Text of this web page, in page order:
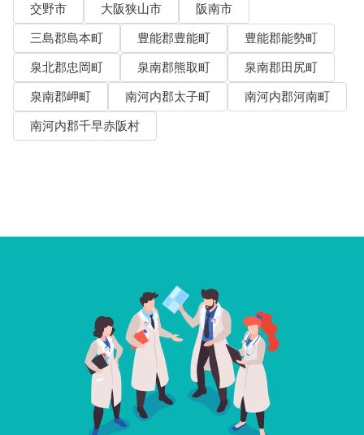
交野市
大阪狭山市
阪南市
三島郡島本町
豊能郡豊能町
豊能郡能勢町
泉北郡忠岡町
泉南郡熊取町
泉南郡田尻町
泉南郡岬町
南河内郡太子町
南河内郡河南町
南河内郡千早赤阪村